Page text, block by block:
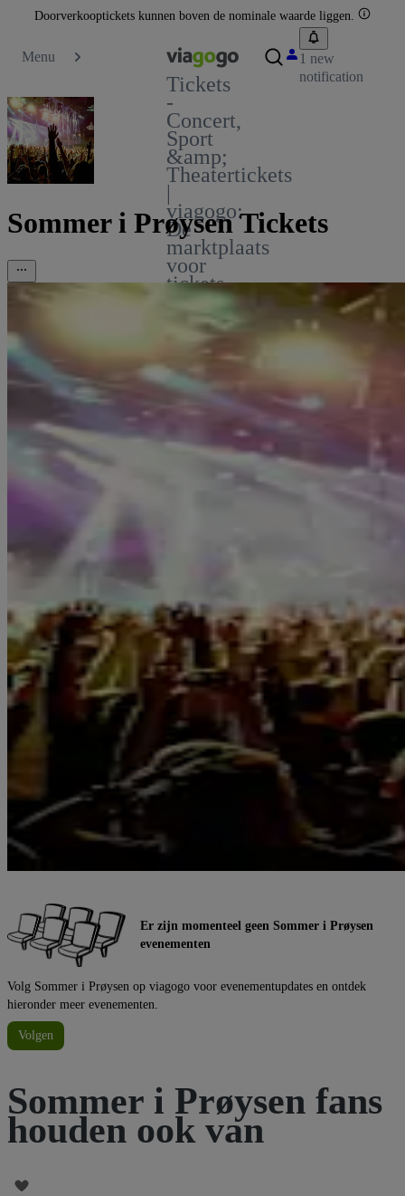
Doorverkooptickets kunnen boven de nominale waarde liggen.
Menu
Tickets
-
Concert,
Sport
&amp;
Theatertickets
|
viagogo:
De
marktplaats
voor
tickets
1 new
notification
Sommer i Prøysen Tickets
Er zijn momenteel geen Sommer i Prøysen
evenementen
Volg Sommer i Prøysen op viagogo voor evenementupdates en ontdek
hieronder meer evenementen.
Volgen
Sommer i Prøysen fans
houden ook van